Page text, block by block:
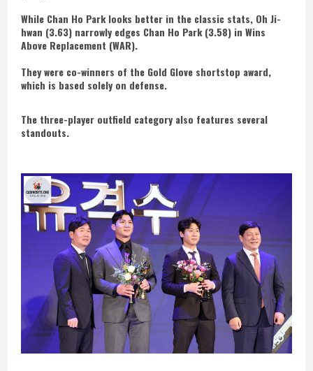
While Chan Ho Park looks better in the classic stats, Oh Ji-
hwan (3.63) narrowly edges Chan Ho Park (3.58) in Wins
Above Replacement (WAR).
They were co-winners of the Gold Glove shortstop award,
which is based solely on defense.
The three-player outfield category also features several
standouts.